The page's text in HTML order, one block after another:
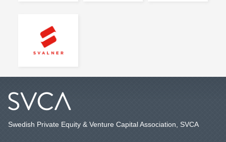
Swedish Private Equity & Venture Capital Association, SVCA